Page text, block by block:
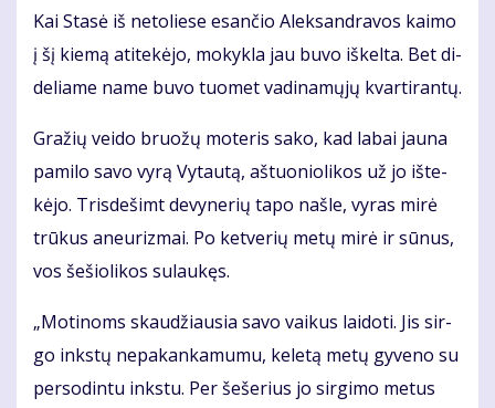
Kai Sta­sė iš ne­to­lie­se esan­čio Alek­san­dra­vos kai­mo
į šį kie­mą ati­te­kė­jo, mo­kyk­la jau bu­vo iš­kel­ta. Bet di­
de­lia­me na­me bu­vo tuo­met va­di­na­mų­jų kvar­ti­ran­tų.
Gra­žių vei­do bruo­žų mo­te­ris sa­ko, kad la­bai jau­na
pa­mi­lo sa­vo vy­rą Vy­tau­tą, aš­tuo­nio­li­kos už jo iš­te­
kė­jo. Tris­de­šimt de­vy­ne­rių ta­po naš­le, vy­ras mi­rė
trū­kus aneu­riz­mai. Po ket­ve­rių me­tų mi­rė ir sū­nus,
vos še­šio­li­kos su­lau­kęs.
„Mo­ti­noms skau­džiau­sia sa­vo vai­kus lai­do­ti. Jis sir­
go inks­tų ne­pa­kan­ka­mu­mu, ke­le­tą me­tų gy­ve­no su
per­so­din­tu inks­tu. Per še­še­rius jo sir­gi­mo me­tus